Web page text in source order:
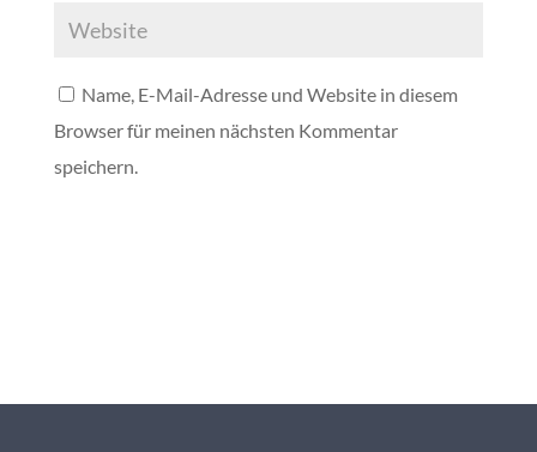
Name, E-Mail-Adresse und Website in diesem
Browser für meinen nächsten Kommentar
speichern.